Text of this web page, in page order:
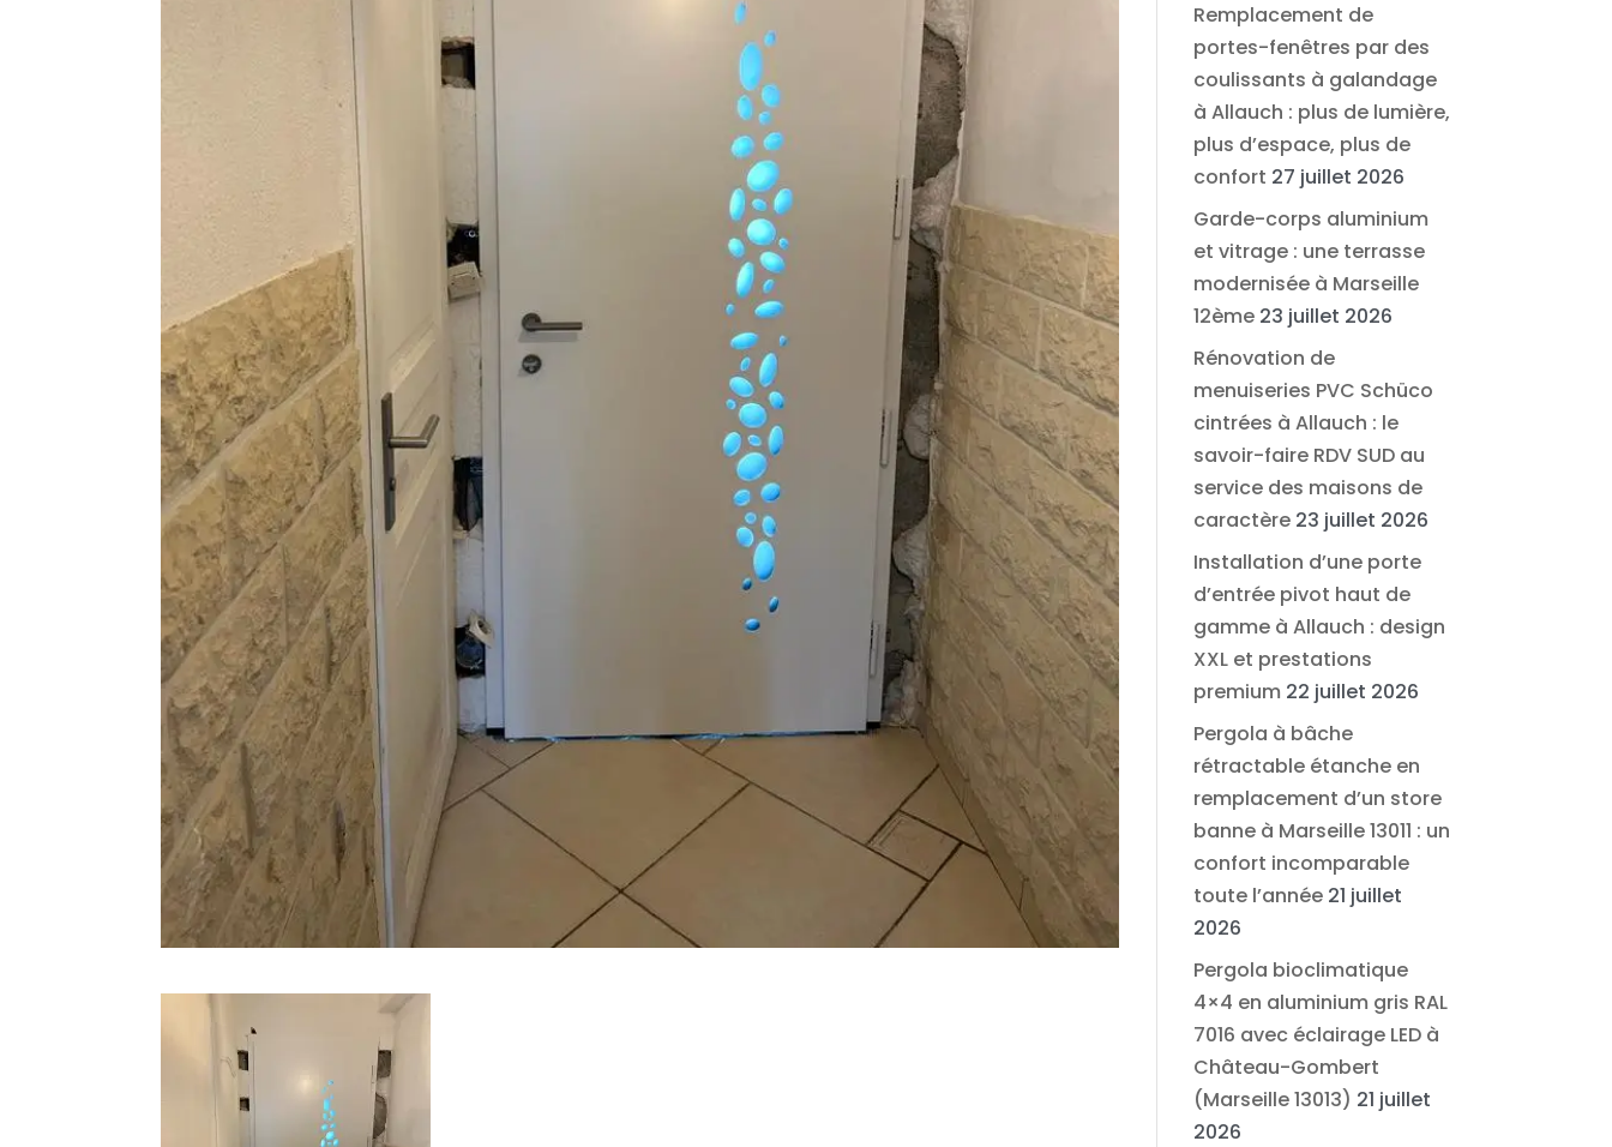
Remplacement de
portes-fenêtres par des
coulissants à galandage
à Allauch : plus de lumière,
plus d’espace, plus de
confort 27 juillet 2026
Garde-corps aluminium
et vitrage : une terrasse
modernisée à Marseille
12ème 23 juillet 2026
Rénovation de
menuiseries PVC Schüco
cintrées à Allauch : le
savoir-faire RDV SUD au
service des maisons de
caractère 23 juillet 2026
Installation d’une porte
d’entrée pivot haut de
gamme à Allauch : design
XXL et prestations
premium 22 juillet 2026
Pergola à bâche
rétractable étanche en
remplacement d’un store
banne à Marseille 13011 : un
confort incomparable
toute l’année 21 juillet
2026
Pergola bioclimatique
4×4 en aluminium gris RAL
7016 avec éclairage LED à
Château-Gombert
(Marseille 13013) 21 juillet
2026